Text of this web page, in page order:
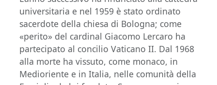
universitaria e nel 1959 è stato ordinato
sacerdote della chiesa di Bologna; come
«perito» del cardinal Giacomo Lercaro ha
partecipato al concilio Vaticano II. Dal 1968
alla morte ha vissuto, come monaco, in
Medioriente e in Italia, nelle comunità della